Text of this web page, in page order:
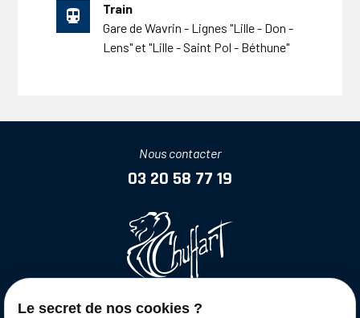
directions_subway
Train
Gare de Wavrin - Lignes "Lille - Don -
Lens" et "Lille - Saint Pol - Béthune"
Nous contacter
03 20 58 77 19
Le secret de nos cookies ?